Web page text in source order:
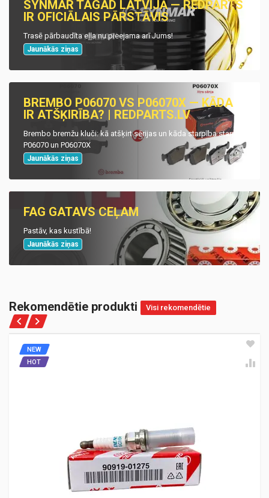
SYNMAR TAGAD LATVIJĀ — REDPARTS
IR OFICIĀLAIS PĀRSTĀVIS
Trasē pārbaudīta eļļa nu pieejama arī Jums!
Jaunākās ziņas
BREMBO P06070 VS P06070X — KĀDA
IR ATŠĶIRĪBA? | REDPARTS.LV
Brembo bremžu kluči: kā atšķirt sērijas un kāda starpība starp
P06070 un P06070X
Jaunākās ziņas
FAG GATAVS CEĻAM
Pastāv, kas kustībā!
Jaunākās ziņas
Rekomendētie produkti Visi rekomendētie
NEW
HOT